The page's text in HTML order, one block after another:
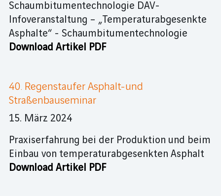
Schaumbitumentechnologie DAV-
Infoveranstaltung – „Temperaturabgesenkte
Asphalte“ - Schaumbitumentechnologie
Download Artikel PDF
40. Regenstaufer Asphalt-und
Straßenbauseminar
15. März 2024
Praxiserfahrung bei der Produktion und beim
Einbau von temperaturabgesenkten Asphalt
Download Artikel PDF